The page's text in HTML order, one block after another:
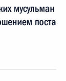
мусульман
поста